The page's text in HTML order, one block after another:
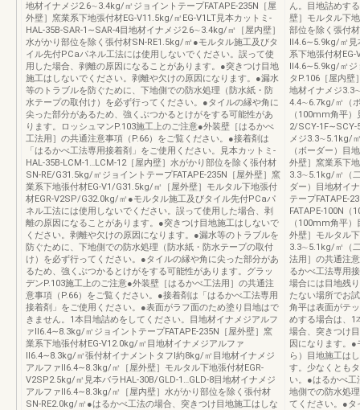
地材イナメジ2.6∼3.4kg/㎡ジョイントテープFATAPE‐235N［屋
外壁］窯業系下地張付材EG‐V11.5kg/㎡EG‐V1LT見本カットミ‐
HAL‐35B‐SAR‐1∼SAR‐4目地材イナメジ2.6∼3.4kg/㎡［屋内壁］
水がかり部位を除く張付材SN‐RE1.5kg/㎡●モルタル施工及びタ
イル先付PCaパネル工法には使用しないでください。誤って使
用した場合、剥離の原因になることがあります。●突きつけ目地
施工はしないでください。剥離や欠けの原因になります。●漏水
等のトラブルを防ぐために、下地側での防水処理（防水紙・防
水テープの取付け）を必ず行ってください。●タイルの縁や角に
尖った部分があるため、強くぶつかるとけがをする可能性があ
ります。ロッシュマンP.103施工上のご注意●外装壁［はるかべ
工法用］の共通注意事項（P.66）をご覧ください。●接着剤は
「はるかべ工法専用接着剤」をご使用ください。見本カットミ‐
HAL‐35B‐LCM‐1…LCM‐12［屋内壁］水がかり部位を除く張付材
SN‐RE/G31.5kg/㎡ジョイントテープFATAPE‐235N［屋外壁］窯
業系下地張付材EG‐V1/G31.5kg/㎡［屋外壁］モルタル下地張付
材EGR‐V2SP/G32.0kg/㎡●モルタル施工及びタイル先付PCaパ
ネル工法には使用しないでください。誤って使用した場合、剥
離の原因になることがあります。●突きつけ目地施工はしないで
ください。剥離や欠けの原因になります。●漏水等のトラブルを
防ぐために、下地側での防水処理（防水紙・防水テープの取付
け）を必ず行ってください。●タイルの縁や角に尖った部分があ
るため、強くぶつかるとけがをする可能性があります。グラッ
デンP.103施工上のご注意●外装壁［はるかべ工法用］の共通注
意事項（P.66）をご覧ください。●接着剤は「はるかべ工法専用
接着剤」をご使用ください。●表面がラフ面のため塗り目地はで
きません。1本目地詰めをしてください。目地材イナメジアルフ
ァⅡ6.4∼8.3kg/㎡ジョイントテープFATAPE‐235N［屋外壁］窯
業系下地張付材EG‐V12.0kg/㎡目地材イナメジアルファ
Ⅱ6.4∼8.3kg/㎡張付材イナメントタフⅠ約8kg/㎡目地材イナメジ
アルファⅡ6.4∼8.3kg/㎡［屋外壁］モルタル下地張付材EGR‐
V2SP2.5kg/㎡見本バラHAL‐30B/GLD‐1…GLD‐8目地材イナメジ
アルファⅡ6.4∼8.3kg/㎡［屋内壁］水がかり部位を除く張付材
SN‐RE2.0kg/㎡●はるかべ工法の場合、突きつけ目地施工はしな
ん。目地詰めす
壁］モルタル下
部位を除く張付
Ⅱ4.6∼5.9kg/㎡見
系下地張付材
Ⅱ4.6∼5.9kg/㎡ジ
タP.106［屋内壁
地材イナメジ
4.4∼6.7kg/㎡（
（100mm角平）
2/
メジ3.3∼5.1kg/
（ボーダー）目
外壁］窯業系下
3.3∼5.1kg/㎡（
ダー）目地材イ
テープ
FATAPE‐100N
（100mm角平
外壁］モルタル
3.3∼5.1kg/㎡（
法用］の共通注
るかべ工法専用
場合には目地残
たない場所でお
角平は表面がテ
めする場合は、1
場合、突きつけ
因になります。●
ら）目地施工は
す。少なくとも
い。●はるかべ工
地側での防水処
てください。●タ